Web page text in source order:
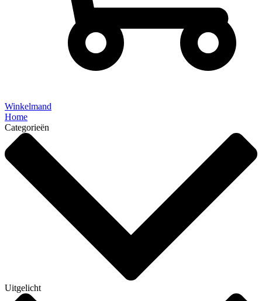
Winkelmand
Home
Categorieën
Uitgelicht